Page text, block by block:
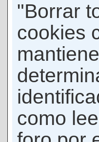
"Borrar
cookies
como